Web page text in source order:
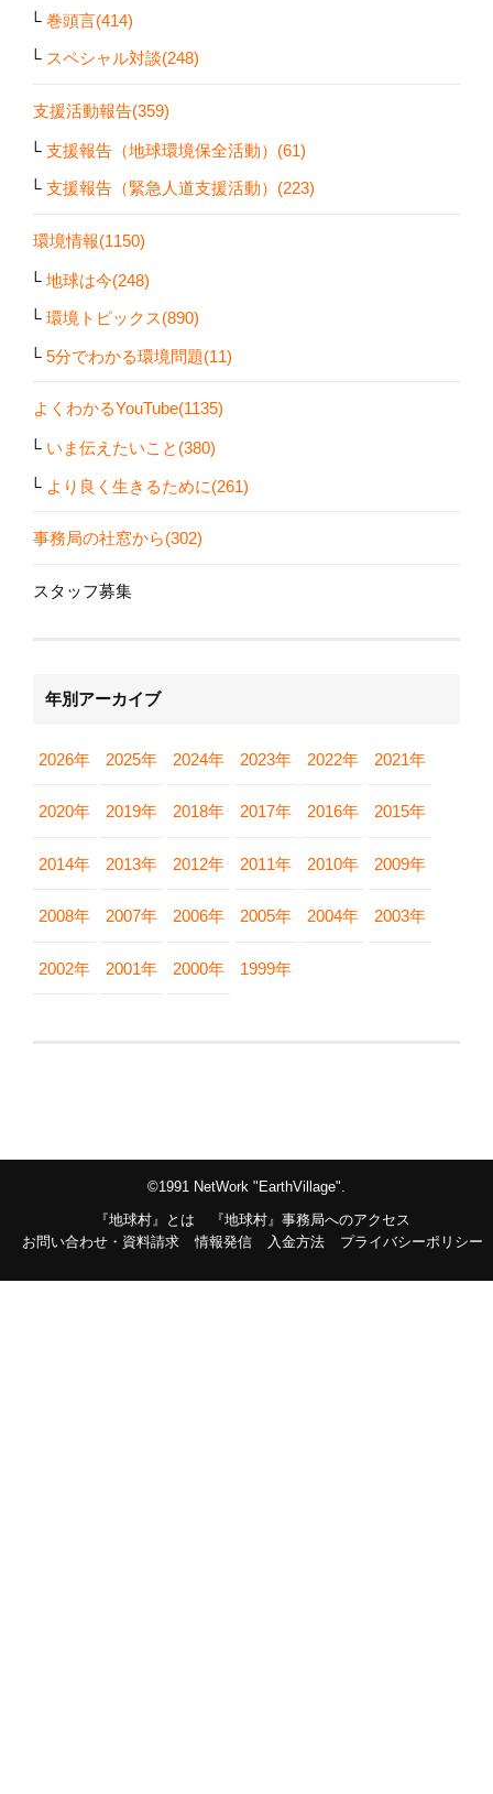
巻頭言(414)
スペシャル対談(248)
支援活動報告(359)
支援報告（地球環境保全活動）(61)
支援報告（緊急人道支援活動）(223)
環境情報(1150)
地球は今(248)
環境トピックス(890)
5分でわかる環境問題(11)
よくわかるYouTube(1135)
いま伝えたいこと(380)
より良く生きるために(261)
事務局の社窓から(302)
スタッフ募集
年別アーカイブ
2026年 2025年 2024年 2023年 2022年 2021年
2020年 2019年 2018年 2017年 2016年 2015年
2014年 2013年 2012年 2011年 2010年 2009年
2008年 2007年 2006年 2005年 2004年 2003年
2002年 2001年 2000年 1999年
©1991 NetWork "EarthVillage".
『地球村』とは
『地球村』事務局へのアクセス
お問い合わせ・資料請求
情報発信 入金方法 プライバシーポリシー